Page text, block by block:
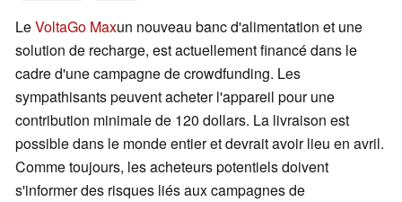
LeVoltaGo Maxun nouveau banc d'alimentation et une
solution de recharge, est actuellement financé dans le
cadre d'une campagne de crowdfunding. Les
sympathisants peuvent acheter l'appareil pour une
contribution minimale de 120 dollars. La livraison est
possible dans le monde entier et devrait avoir lieu en avril.
Comme toujours, les acheteurs potentiels doivent
s'informer des risques liés aux campagnes de